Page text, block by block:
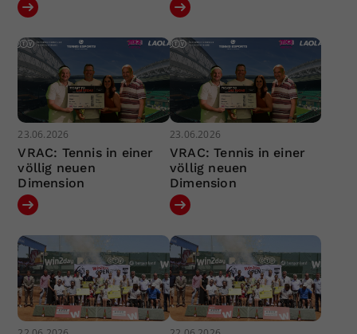
23.06.2026
VRAC: Tennis in einer
völlig neuen
Dimension
23.06.2026
VRAC: Tennis in einer
völlig neuen
Dimension